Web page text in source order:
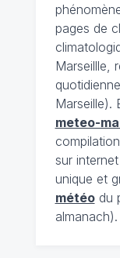
pages de
Marseillle,
Marseille).
meteo-
sur
unique et
météodu
almanach).